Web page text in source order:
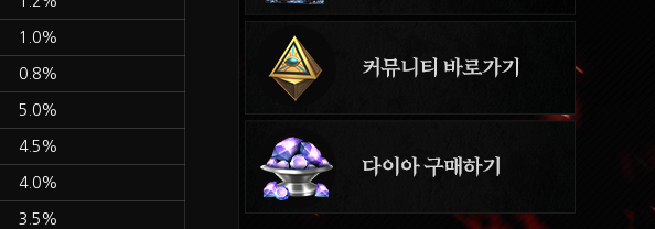
1.0%
0.8%
5.0%
4.5%
4.0%
3.5%